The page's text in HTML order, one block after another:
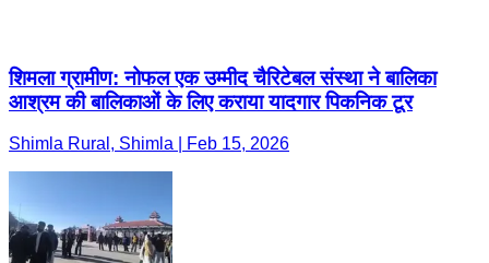
शिमला ग्रामीण: नोफल एक उम्मीद चैरिटेबल संस्था ने बालिका
आश्रम की बालिकाओं के लिए कराया यादगार पिकनिक टूर
Shimla Rural, Shimla | Feb 15, 2026